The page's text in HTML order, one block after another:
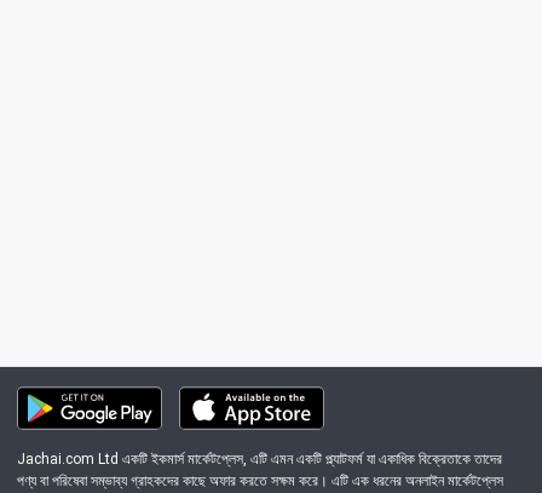
Jachai.com Ltd একটি ইকমার্স মার্কেটপ্লেস, এটি এমন একটি প্ল্যাটফর্ম যা একাধিক বিক্রেতাকে তাদের
পণ্য বা পরিষেবা সম্ভাব্য গ্রাহকদের কাছে অফার করতে সক্ষম করে। এটি এক ধরনের অনলাইন মার্কেটপ্লেস